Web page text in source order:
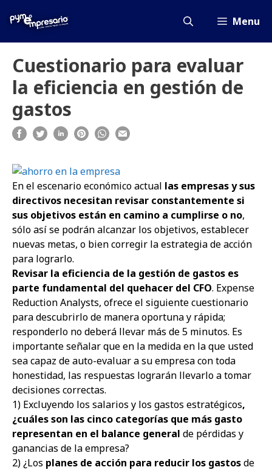
Menu
Cuestionario para evaluar
la eficiencia en gestión de
gastos
En el escenario económico actual las empresas y sus
directivos necesitan revisar constantemente si
sus objetivos están en camino a cumplirse o no,
sólo así se podrán alcanzar los objetivos, establecer
nuevas metas, o bien corregir la estrategia de acción
para lograrlo.
Revisar la eficiencia de la gestión de gastos es
parte fundamental del quehacer del CFO. Expense
Reduction Analysts, ofrece el siguiente cuestionario
para descubrirlo de manera oportuna y rápida;
responderlo no deberá llevar más de 5 minutos. Es
importante señalar que en la medida en la que usted
sea capaz de auto-evaluar a su empresa con toda
honestidad, las respuestas lograrán llevarlo a tomar
decisiones correctas.
1) Excluyendo los salarios y los gastos estratégicos,
¿cuáles son las cinco categorías que más gasto
representan en el balance general de pérdidas y
ganancias de la empresa?
2) ¿Los planes de acción para reducir los gastosde